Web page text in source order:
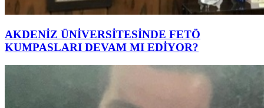
AKDENİZ ÜNİVERSİTESİNDE FETÖ
KUMPASLARI DEVAM MI EDİYOR?